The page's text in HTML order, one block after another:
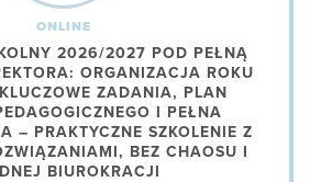
ONLINE
2026/2027 POD PEŁNĄ
ORGANIZACJA ROKU
ZADANIA, PLAN
I PEŁNA
– PRAKTYCZNE SZKOLENIE Z
BEZ CHAOSU I
BIUROKRACJI